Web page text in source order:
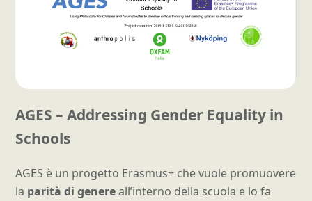
AGES – Addressing Gender Equality in
Schools
AGES è un progetto Erasmus+ che vuole promuovere
la parità di genereall’interno della scuola e lo fa